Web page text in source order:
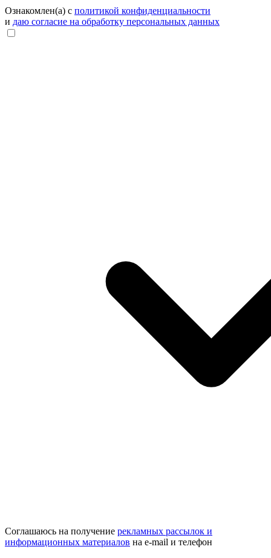
Ознакомлен(а) с политикой конфиденциальности
и даю согласие на обработку персональных данных
Соглашаюсь на получение рекламных рассылок и
информационных материалов на e‑mail и телефон